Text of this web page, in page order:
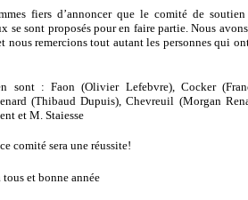
fiers d’annoncer que le comité de soutien
sont proposés pour en faire partie. Nous
nous remercions tout autant les personnes qui
sont : Faon (Olivier Lefebvre), Cocker
(Thibaud Dupuis), Chevreuil (Morgan
et M. Staiesse
comité sera une réussite!
et bonne année